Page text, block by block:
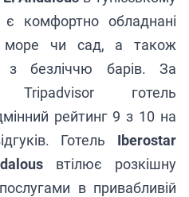
комфортно обладнані
чи сад, а також
з безліччю барів. За
Tripadvisor готель
рейтинг 9 з 10 на
Готель Iberostar
втілює розкішну
в привабливій